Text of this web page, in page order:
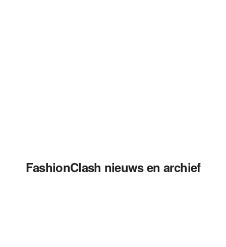
FashionClash nieuws en archief